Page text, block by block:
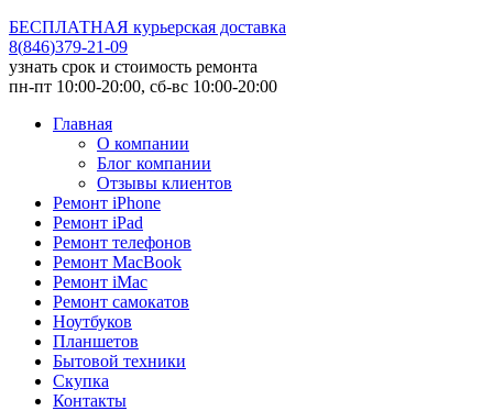
БЕСПЛАТНАЯ курьерская доставка
8(846)379-21-09
узнать срок и стоимость ремонта
пн-пт 10:00-20:00, сб-вс 10:00-20:00
Главная
О компании
Блог компании
Отзывы клиентов
Ремонт iPhone
Ремонт iPad
Ремонт телефонов
Ремонт MacBook
Ремонт iMac
Ремонт самокатов
Ноутбуков
Планшетов
Бытовой техники
Скупка
Контакты